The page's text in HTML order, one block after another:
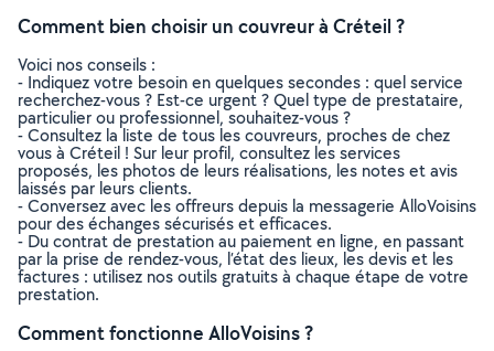
Comment bien choisir un couvreur à Créteil ?
Voici nos conseils :
- Indiquez votre besoin en quelques secondes : quel service
recherchez-vous ? Est-ce urgent ? Quel type de prestataire,
particulier ou professionnel, souhaitez-vous ?
- Consultez la liste de tous les couvreurs, proches de chez
vous à Créteil ! Sur leur profil, consultez les services
proposés, les photos de leurs réalisations, les notes et avis
laissés par leurs clients.
- Conversez avec les offreurs depuis la messagerie AlloVoisins
pour des échanges sécurisés et efficaces.
- Du contrat de prestation au paiement en ligne, en passant
par la prise de rendez-vous, l’état des lieux, les devis et les
factures : utilisez nos outils gratuits à chaque étape de votre
prestation.
Comment fonctionne AlloVoisins ?